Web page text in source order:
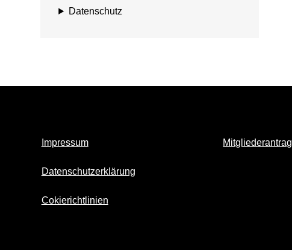
Datenschutz
Impressum
Datenschutzerklärung
Cokierichtlinien
Mitgliederantrag